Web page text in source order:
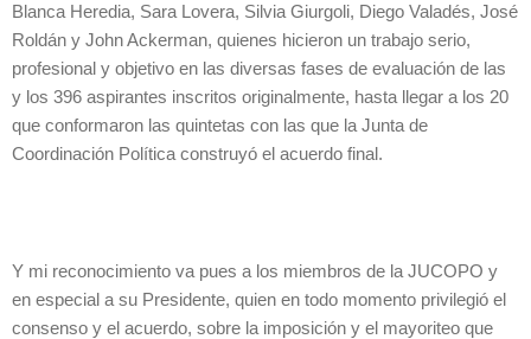
Blanca Heredia, Sara Lovera, Silvia Giurgoli, Diego Valadés, José
Roldán y John Ackerman, quienes hicieron un trabajo serio,
profesional y objetivo en las diversas fases de evaluación de las
y los 396 aspirantes inscritos originalmente, hasta llegar a los 20
que conformaron las quintetas con las que la Junta de
Coordinación Política construyó el acuerdo final.
Y mi reconocimiento va pues a los miembros de la JUCOPO y
en especial a su Presidente, quien en todo momento privilegió el
consenso y el acuerdo, sobre la imposición y el mayoriteo que